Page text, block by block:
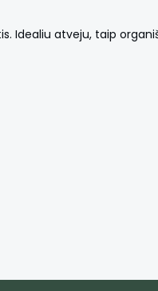
Idealiu atveju, taip